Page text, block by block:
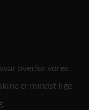
overfor vores
er mindst lige